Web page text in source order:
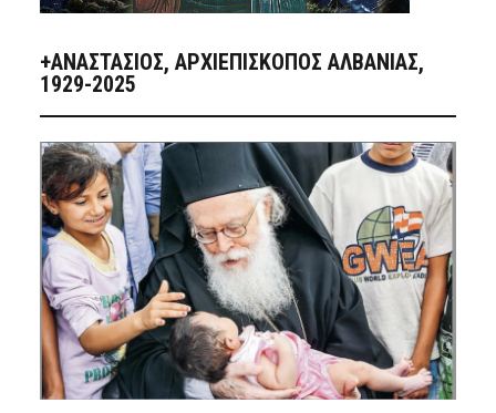
+ΑΝΑΣΤΆΣΙΟΣ, ΑΡΧΙΕΠΊΣΚΟΠΟΣ ΑΛΒΑΝΊΑΣ,
1929-2025